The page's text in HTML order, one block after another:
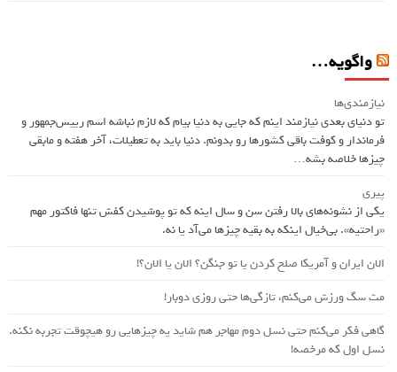
واگویه…
نیازمندی‌ها
تو دنیای بعدی نیازمند اینم که جایی به دنیا بیام که لازم نباشه اسم ريیس‌جمهور و
فرماندار و کوفت باقی کشورها رو بدونم. دنیا باید به تعطیلات، آخر هفته و مابقی
چیزها خلاصه بشه…
پیری
یکی از نشونه‌های بالا رفتن سن و سال اینه که تو پوشیدن کفش تنها فاکتور مهم
«راحتیه». بی‌خیال اینکه به بقیه چیزها می‌آد یا نه.
الان ایران و آمریکا صلح کردن یا تو جنگن؟‌ الان یا الان؟!
مث سگ ورزش می‌کنم، تازگی‌ها حتی روزی دوبار!
گاهی فکر می‌کنم حتی نسل دوم مهاجر هم شاید یه چیزهایی رو هیچوقت تجربه نکنه.
نسل اول که مرخصه!